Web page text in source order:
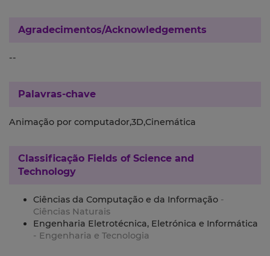
Agradecimentos/Acknowledgements
--
Palavras-chave
Animação por computador,3D,Cinemática
Classificação Fields of Science and
Technology
Ciências da Computação e da Informação -
Ciências Naturais
Engenharia Eletrotécnica, Eletrónica e Informática
- Engenharia e Tecnologia